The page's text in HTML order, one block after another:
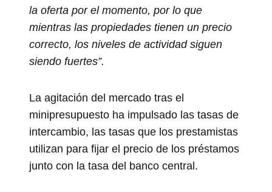
la oferta por el momento, por lo que
mientras las propiedades tienen un precio
correcto, los niveles de actividad siguen
siendo fuertes”.
La agitación del mercado tras el
minipresupuesto ha impulsado las tasas de
intercambio, las tasas que los prestamistas
utilizan para fijar el precio de los préstamos
junto con la tasa del banco central.